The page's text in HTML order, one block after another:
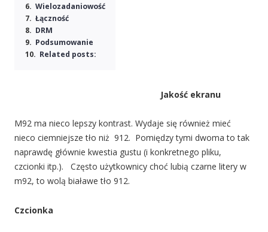
Wielozadaniowość
Łączność
DRM
Podsumowanie
Related posts:
Jakość ekranu
M92 ma nieco lepszy kontrast. Wydaje się również mieć
nieco ciemniejsze tło niż 912. Pomiędzy tymi dwoma to tak
naprawdę głównie kwestia gustu (i konkretnego pliku,
czcionki itp.). Często użytkownicy choć lubią czarne litery w
m92, to wolą białawe tło 912.
Czcionka